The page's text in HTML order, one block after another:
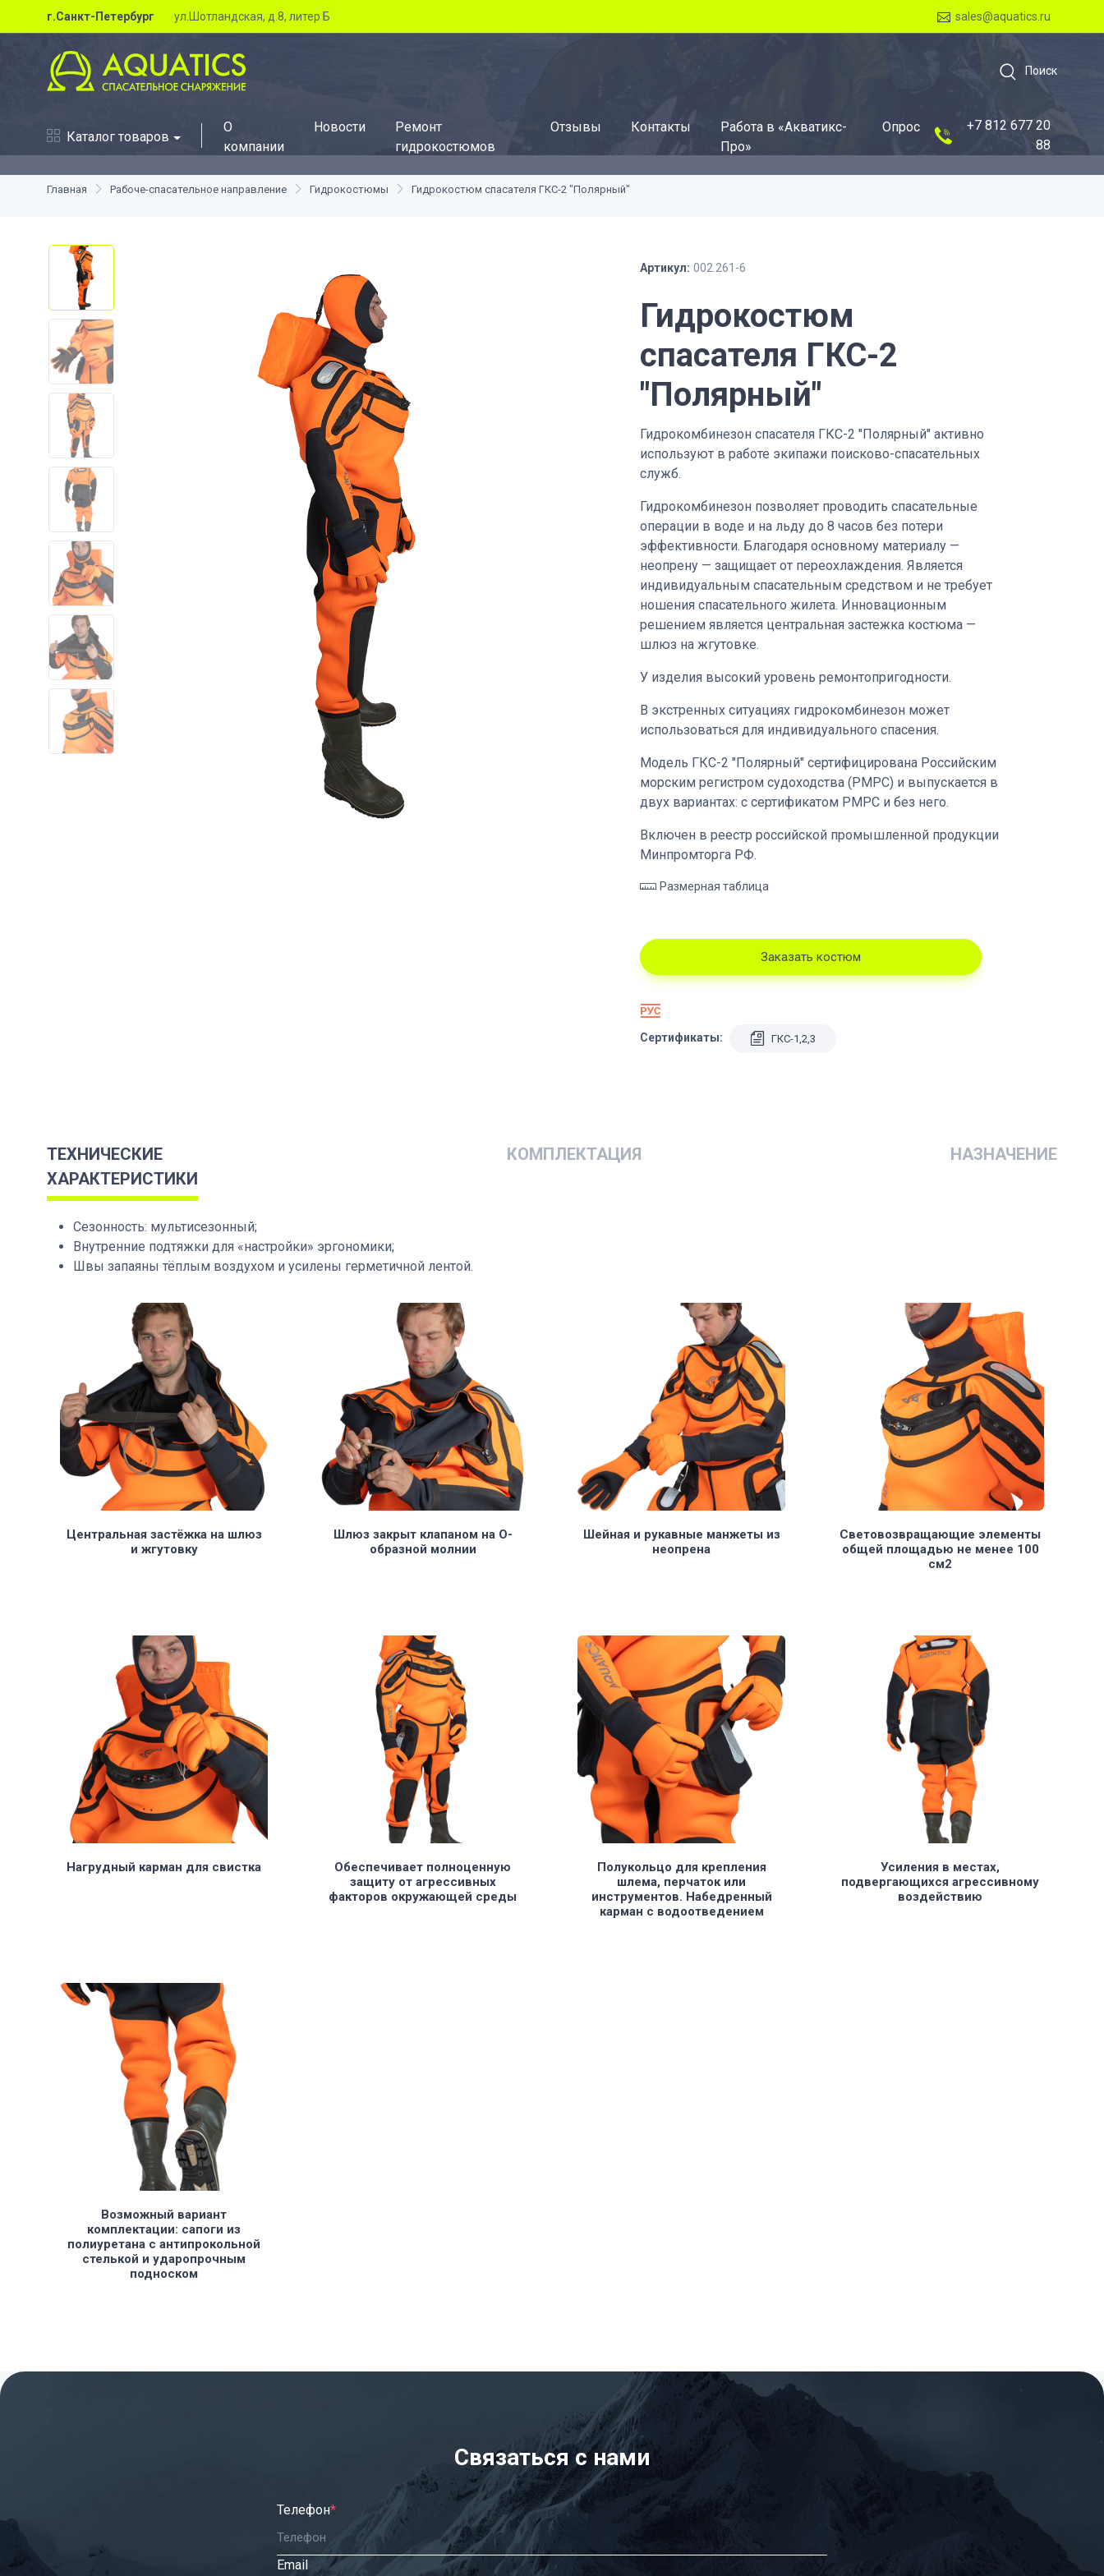
г.Санкт-Петербург ул.Шотландская, д.8, литер Б sales@aquatics.ru
Поиск
Каталог товаров
О
компании
Новости
Ремонт
гидрокостюмов
Отзывы Контакты
Работа в «Акватикс-
Про»
Опрос
+7 812 677 20
88
Главная Рабоче-спасательное направление Гидрокостюмы Гидрокостюм спасателя ГКС-2 "Полярный"
Артикул: 002.261-6
Гидрокостюм
спасателя ГКС-2
"Полярный"
Гидрокомбинезон спасателя ГКС-2 "Полярный" активно
используют в работе экипажи поисково-спасательных
служб.
Гидрокомбинезон позволяет проводить спасательные
операции в воде и на льду до 8 часов без потери
эффективности. Благодаря основному материалу —
неопрену — защищает от переохлаждения. Является
индивидуальным спасательным средством и не требует
ношения спасательного жилета. Инновационным
решением является центральная застежка костюма —
шлюз на жгутовке.
У изделия высокий уровень ремонтопригодности.
В экстренных ситуациях гидрокомбинезон может
использоваться для индивидуального спасения.
Модель ГКС-2 "Полярный" сертифицирована Российским
морским регистром судоходства (РМРС) и выпускается в
двух вариантах: с сертификатом РМРС и без него.
Включен в реестр российской промышленной продукции
Минпромторга РФ.
Размерная таблица
Заказать костюм
Сертификаты: ГКС-1,2,3
ТЕХНИЧЕСКИЕ
ХАРАКТЕРИСТИКИ
КОМПЛЕКТАЦИЯ НАЗНАЧЕНИЕ
Сезонность: мультисезонный;
Внутренние подтяжки для «настройки» эргономики;
Швы запаяны тёплым воздухом и усилены герметичной лентой.
Центральная застёжка на шлюз
и жгутовку
Шлюз закрыт клапаном на О-
образной молнии
Шейная и рукавные манжеты из
неопрена
Световозвращающие элементы
общей площадью не менее 100
см2
Нагрудный карман для свистка
Обеспечивает полноценную
защиту от агрессивных
факторов окружающей среды
Полукольцо для крепления
шлема, перчаток или
инструментов. Набедренный
карман с водоотведением
Усиления в местах,
подвергающихся агрессивному
воздействию
Возможный вариант
комплектации: сапоги из
полиуретана с антипрокольной
стелькой и ударопрочным
подноском
Связаться с нами
Телефон*
Email